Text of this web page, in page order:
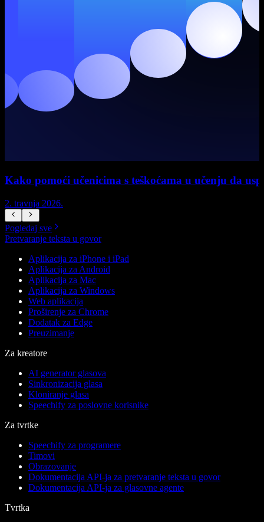
Kako pomoći učenicima s teškoćama u učenju da
2. travnja 2026.
Pogledaj sve
Pretvaranje teksta u govor
Aplikacija za iPhone i iPad
Aplikacija za Android
Aplikacija za Mac
Aplikacija za Windows
Web aplikacija
Proširenje za Chrome
Dodatak za Edge
Preuzimanje
Za kreatore
AI generator glasova
Sinkronizacija glasa
Kloniranje glasa
Speechify za poslovne korisnike
Za tvrtke
Speechify za programere
Timovi
Obrazovanje
Dokumentacija API-ja za pretvaranje teksta u govor
Dokumentacija API-ja za glasovne agente
Tvrtka